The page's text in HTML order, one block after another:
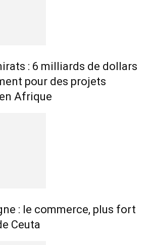
: 6 milliards de dollars
pour des projets
Afrique
: le commerce, plus fort
Ceuta